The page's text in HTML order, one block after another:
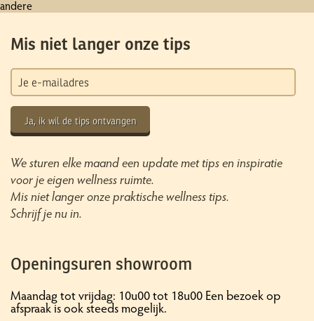
andere
Mis niet langer onze tips
Ja, ik wil de tips ontvangen
We sturen elke maand een update met tips en inspiratie
voor je eigen wellness ruimte.
Mis niet langer onze praktische wellness tips.
Schrijf je nu in.
Openingsuren showroom
Maandag tot vrijdag: 10u00 tot 18u00 Een bezoek op
afspraak is ook steeds mogelijk.